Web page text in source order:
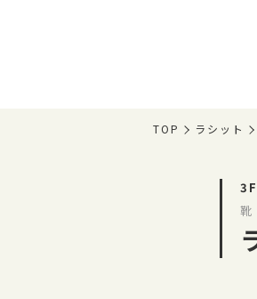
TOP ラシット
3F
靴